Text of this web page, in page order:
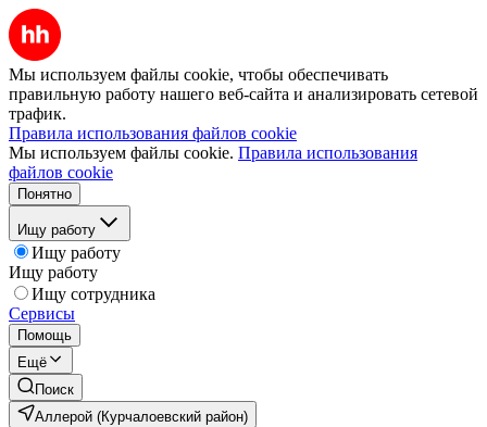
Мы используем файлы cookie, чтобы обеспечивать
правильную работу нашего веб-сайта и анализировать сетевой
трафик.
Правила использования файлов cookie
Мы используем файлы cookie. Правила использования
файлов cookie
Понятно
Ищу работу
Ищу работу
Ищу работу
Ищу сотрудника
Сервисы
Помощь
Ещё
Поиск
Аллерой (Курчалоевский район)